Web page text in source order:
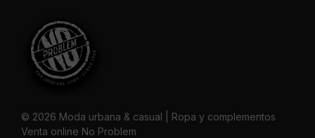
© 2026 Moda urbana & casual | Ropa y complementos
Venta online No Problem